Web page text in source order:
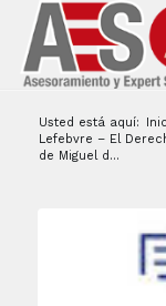
Usted está aquí:
Lefebvre – El
de Miguel d...